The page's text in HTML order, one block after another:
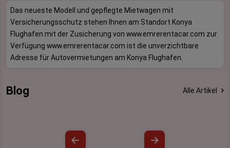
Das neueste Modell und gepflegte Mietwagen mit
Versicherungsschutz stehen Ihnen am Standort Konya
Flughafen mit der Zusicherung von www.emrerentacar.com zur
Verfügung www.emrerentacar.com ist die unverzichtbare
Adresse für Autovermietungen am Konya Flughafen.
Blog Alle Artikel